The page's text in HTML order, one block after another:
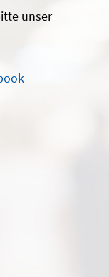
unser